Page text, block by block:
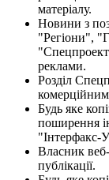
матеріалу.
Новини з
"Регіони",
реклами.
Розділ
Будь яке
поширення
"Інтерфакс-
Власник
публікації.